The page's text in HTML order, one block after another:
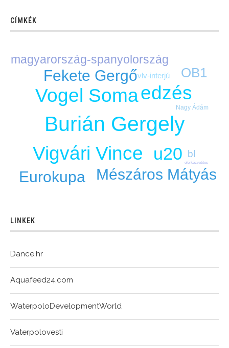
CÍMKÉK
Burián Gergely
edzés
Vigvári Vince
Vogel Soma
u20
Eurokupa
Fekete Gergő
Mészáros Mátyás
OB1
magyarország-spanyolország
bl
vlv-interjú
Nagy Ádám
élő közvetítés
LINKEK
Dance.hr
Aquafeed24.com
WaterpoloDevelopmentWorld
Vaterpolovesti